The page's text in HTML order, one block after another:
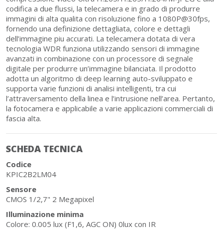
codifica a due flussi, la telecamera e in grado di produrre
immagini di alta qualita con risoluzione fino a 1080P@30fps,
fornendo una definizione dettagliata, colore e dettagli
dell’immagine piu accurati. La telecamera dotata di vera
tecnologia WDR funziona utilizzando sensori di immagine
avanzati in combinazione con un processore di segnale
digitale per produrre un’immagine bilanciata. Il prodotto
adotta un algoritmo di deep learning auto-sviluppato e
supporta varie funzioni di analisi intelligenti, tra cui
l’attraversamento della linea e l’intrusione nell’area. Pertanto,
la fotocamera e applicabile a varie applicazioni commerciali di
fascia alta.
SCHEDA TECNICA
Codice
KPIC2B2LM04
Sensore
CMOS 1/2,7" 2 Megapixel
Illuminazione minima
Colore: 0.005 lux (F1,6, AGC ON) 0lux con IR